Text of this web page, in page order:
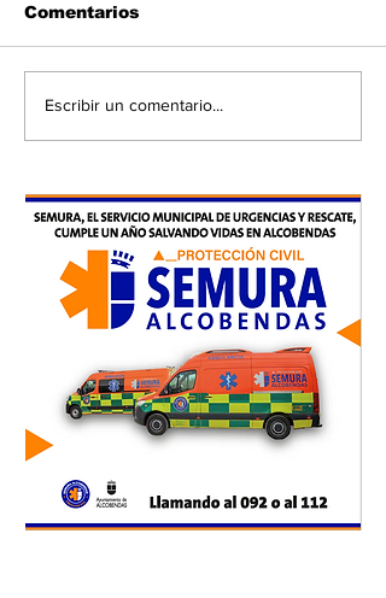
Comentarios
Escribir un comentario...